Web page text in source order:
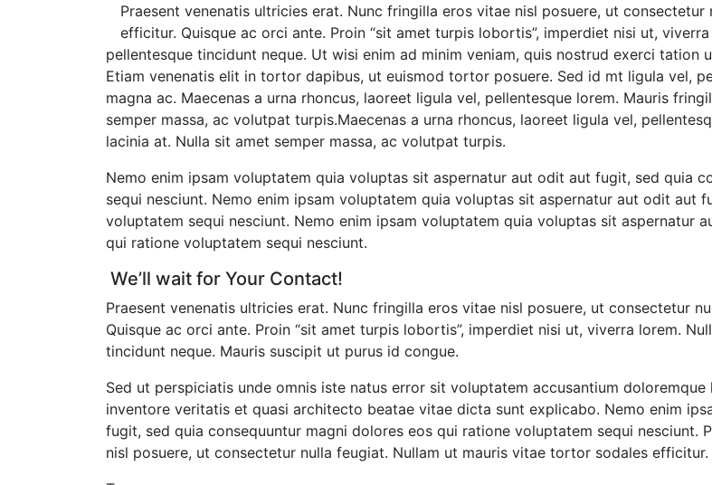
Praesent venenatis ultricies erat. Nunc fringilla eros vitae nisl posuere, ut
efficitur. Quisque ac orci ante. Proin “sit amet turpis lobortis”, imperdiet nisi ut,
pellentesque tincidunt neque. Ut wisi enim ad minim veniam, quis nostrud exerci tation
Etiam venenatis elit in tortor dapibus, ut euismod tortor posuere. Sed id mt ligula vel,
magna ac. Maecenas a urna rhoncus, laoreet ligula vel, pellentesque lorem. Mauris
semper massa, ac volutpat turpis.Maecenas a urna rhoncus, laoreet ligula vel,
lacinia at. Nulla sit amet semper massa, ac volutpat turpis.
Nemo enim ipsam voluptatem quia voluptas sit aspernatur aut odit aut fugit, sed quia
sequi nesciunt. Nemo enim ipsam voluptatem quia voluptas sit aspernatur aut odit aut
voluptatem sequi nesciunt. Nemo enim ipsam voluptatem quia voluptas sit aspernatur
qui ratione voluptatem sequi nesciunt.
We’ll wait for Your Contact!
Praesent venenatis ultricies erat. Nunc fringilla eros vitae nisl posuere, ut consectetur
Quisque ac orci ante. Proin “sit amet turpis lobortis”, imperdiet nisi ut, viverra lorem.
tincidunt neque. Mauris suscipit ut purus id congue.
Sed ut perspiciatis unde omnis iste natus error sit voluptatem accusantium
inventore veritatis et quasi architecto beatae vitae dicta sunt explicabo. Nemo enim
fugit, sed quia consequuntur magni dolores eos qui ratione voluptatem sequi nesciunt.
nisl posuere, ut consectetur nulla feugiat. Nullam ut mauris vitae tortor sodales efficitur.